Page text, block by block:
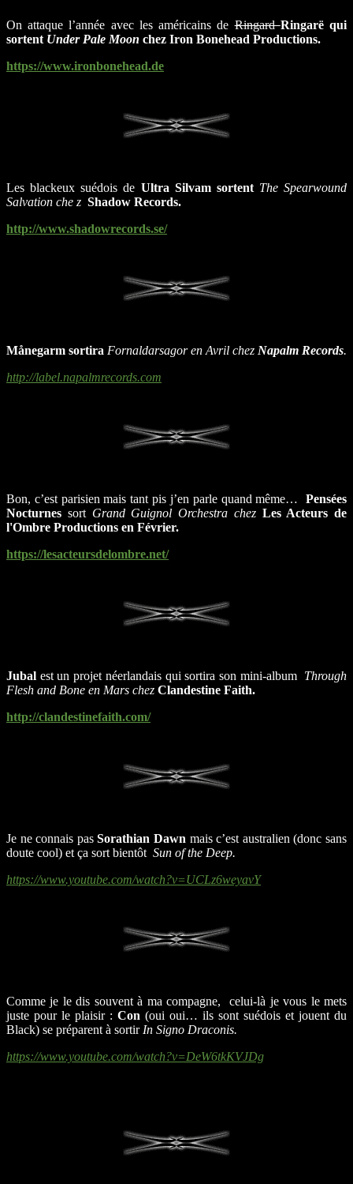
On attaque l’année avec les américains deRingardRingarëqui
sortent Under Pale Moon chez Iron Bonehead Productions.
https://www.ironbonehead.de
Les blackeux suédois de Ultra Silvam sortent The Spearwound
Salvation che z Shadow Records.
http://www.shadowrecords.se/
Månegarm sortira Fornaldarsagoren Avril chez Napalm Records.
http://label.napalmrecords.com
Bon, c’est parisien mais tant pis j’en parle quand même… Pensées
Nocturnes sort Grand Guignol Orchestra chez Les Acteurs de
l'Ombre Productions en Février.
https://lesacteursdelombre.net/
Jubal est un projet néerlandais qui sortira son mini-album Through
Flesh and Bone en Mars chez Clandestine Faith.
http://clandestinefaith.com/
Je ne connais pasSorathian Dawn mais c’est australien (donc sans
doute cool) et ça sort bientôt Sun of the Deep.
https://www.youtube.com/watch?v=UCLz6weyavY
Comme je le dis souvent à ma compagne, celui-là je vous le mets
juste pour le plaisir : Con (oui oui… ils sont suédois et jouent du
Black) se préparent à sortir In Signo Draconis.
https://www.youtube.com/watch?v=DeW6tkKVJDg